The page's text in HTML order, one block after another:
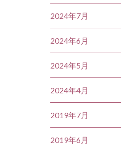
2024年7月
2024年6月
2024年5月
2024年4月
2019年7月
2019年6月